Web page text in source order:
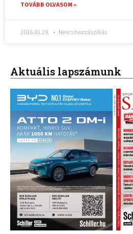
TOVÁBB OLVASOM »
2016.01.29. Nincs hozzászólás
Aktuális lapszámunk